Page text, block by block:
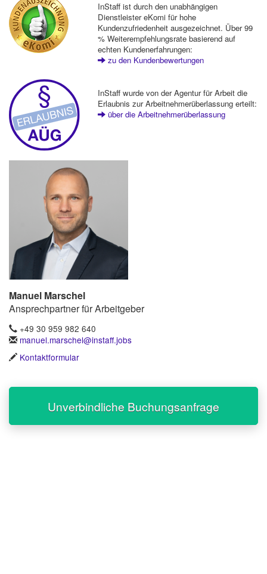
InStaff ist durch den unabhängigen
Dienstleister eKomi für hohe
Kundenzufriedenheit ausgezeichnet. Über 99
% Weiterempfehlungsrate basierend auf
echten Kundenerfahrungen:
zu den Kundenbewertungen
InStaff wurde von der Agentur für Arbeit die
Erlaubnis zur Arbeitnehmerüberlassung erteilt:
über die Arbeitnehmerüberlassung
Manuel Marschel
Ansprechpartner für Arbeitgeber
+49 30 959 982 640
manuel.marschel@instaff.jobs
Kontaktformular
Unverbindliche Buchungsanfrage